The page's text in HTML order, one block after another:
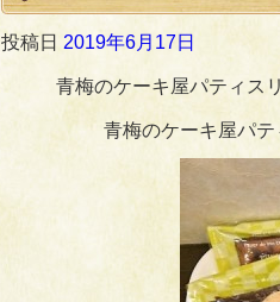
投稿日 2019年6月17日
青梅のケーキ屋パティス
青梅のケーキ屋パ